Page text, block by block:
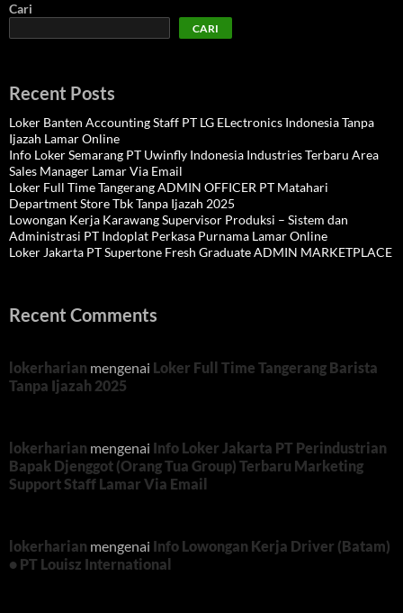
Cari
CARI
Recent Posts
Loker Banten Accounting Staff PT LG ELectronics Indonesia Tanpa
Ijazah Lamar Online
Info Loker Semarang PT Uwinfly Indonesia Industries Terbaru Area
Sales Manager Lamar Via Email
Loker Full Time Tangerang ADMIN OFFICER PT Matahari
Department Store Tbk Tanpa Ijazah 2025
Lowongan Kerja Karawang Supervisor Produksi – Sistem dan
Administrasi PT Indoplat Perkasa Purnama Lamar Online
Loker Jakarta PT Supertone Fresh Graduate ADMIN MARKETPLACE
Recent Comments
lokerharian mengenai Loker Full Time Tangerang Barista
Tanpa Ijazah 2025
lokerharian mengenai Info Loker Jakarta PT Perindustrian
Bapak Djenggot (Orang Tua Group) Terbaru Marketing
Support Staff Lamar Via Email
lokerharian mengenai Info Lowongan Kerja Driver (Batam)
• PT Louisz International